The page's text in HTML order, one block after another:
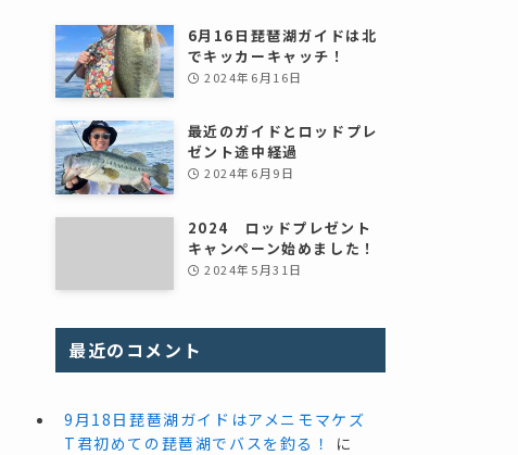
6月16日琵琶湖ガイドは北
でキッカーキャッチ！
2024年6月16日
最近のガイドとロッドプレ
ゼント途中経過
2024年6月9日
2024 ロッドプレゼント
キャンペーン始めました！
2024年5月31日
最近のコメント
9月18日琵琶湖ガイドはアメニモマケズ
T君初めての琵琶湖でバスを釣る！
に